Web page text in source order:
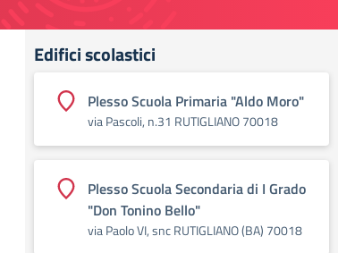
Edifici scolastici
Plesso Scuola Primaria "Aldo Moro"
via Pascoli, n.31 RUTIGLIANO 70018
Plesso Scuola Secondaria di I Grado
"Don Tonino Bello"
via Paolo VI, snc RUTIGLIANO (BA) 70018